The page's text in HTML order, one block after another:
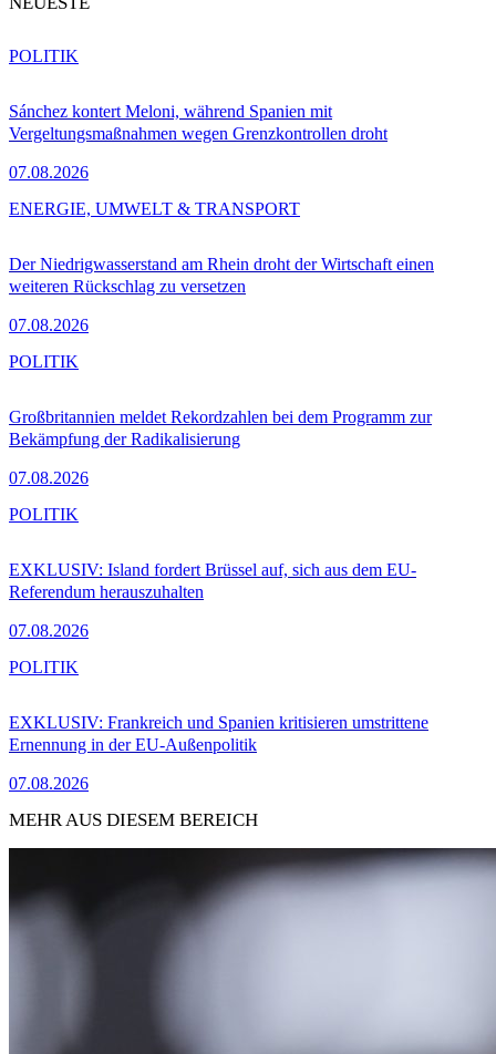
Sánchez kontert Meloni, während Spanien mit
Vergeltungsmaßnahmen wegen Grenzkontrollen droht
07.08.2026
POLITIK
Der Niedrigwasserstand am Rhein droht der Wirtschaft einen
weiteren Rückschlag zu versetzen
07.08.2026
ENERGIE, UMWELT & TRANSPORT
Großbritannien meldet Rekordzahlen bei dem Programm zur
Bekämpfung der Radikalisierung
07.08.2026
POLITIK
EXKLUSIV: Island fordert Brüssel auf, sich aus dem EU-
Referendum herauszuhalten
07.08.2026
POLITIK
EXKLUSIV: Frankreich und Spanien kritisieren umstrittene
Ernennung in der EU-Außenpolitik
07.08.2026
POLITIK
MEHR AUS DIESEM BEREICH